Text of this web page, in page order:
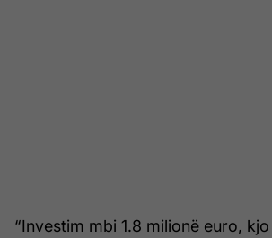
“Investim mbi 1.8 milionë euro,